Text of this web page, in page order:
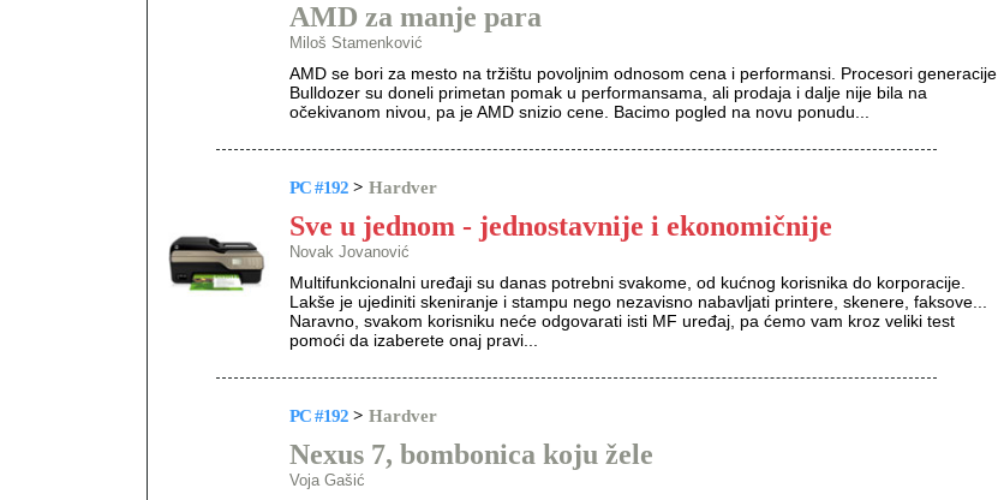
AMD za manje para
Miloš Stamenković
AMD se bori za mesto na tržištu povoljnim odnosom cena i performansi. Procesori generacije
Bulldozer su doneli primetan pomak u performansama, ali prodaja i dalje nije bila na
očekivanom nivou, pa je AMD snizio cene. Bacimo pogled na novu ponudu...
PC #192 > Hardver
Sve u jednom - jednostavnije i ekonomičnije
Novak Jovanović
Multifunkcionalni uređaji su danas potrebni svakome, od kućnog korisnika do korporacije.
Lakše je ujediniti skeniranje i stampu nego nezavisno nabavljati printere, skenere, faksove...
Naravno, svakom korisniku neće odgovarati isti MF uređaj, pa ćemo vam kroz veliki test
pomoći da izaberete onaj pravi...
PC #192 > Hardver
Nexus 7, bombonica koju žele
Voja Gašić